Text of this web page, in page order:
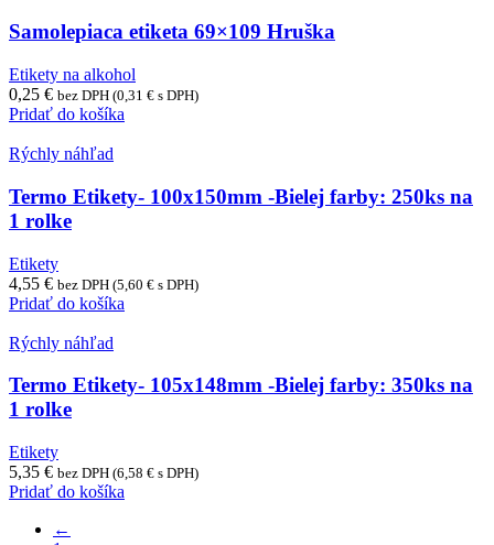
Samolepiaca etiketa 69×109 Hruška
Etikety na alkohol
0,25 € bez DPH (0,31 € s DPH)
Pridať do košíka
Rýchly náhľad
Termo Etikety- 100x150mm -Bielej farby: 250ks na
1 rolke
Etikety
4,55 € bez DPH (5,60 € s DPH)
Pridať do košíka
Rýchly náhľad
Termo Etikety- 105x148mm -Bielej farby: 350ks na
1 rolke
Etikety
5,35 € bez DPH (6,58 € s DPH)
Pridať do košíka
←